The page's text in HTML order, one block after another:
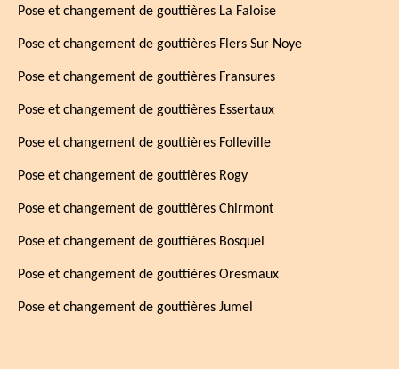
Pose et changement de gouttières La Faloise
Pose et changement de gouttières Flers Sur Noye
Pose et changement de gouttières Fransures
Pose et changement de gouttières Essertaux
Pose et changement de gouttières Folleville
Pose et changement de gouttières Rogy
Pose et changement de gouttières Chirmont
Pose et changement de gouttières Bosquel
Pose et changement de gouttières Oresmaux
Pose et changement de gouttières Jumel